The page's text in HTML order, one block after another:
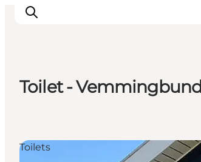
Wat te doen
Accommodaties
Toilet - Vemmingbund
Toilets